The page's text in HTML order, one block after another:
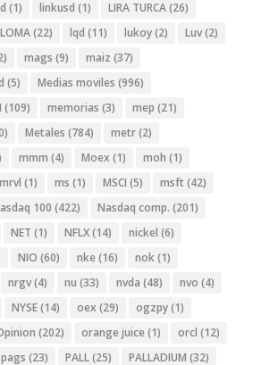
(1) linkusd (1) LIRA TURCA(26)
LOMA(22) lqd (11) lukoy(2) Luv(2)
mags (9) maiz (37)
(5) Medias moviles (996)
(109) memorias (3) mep (21)
Metales (784) metr(2)
mmm (4) Moex (1) moh (1)
mrvl (1) ms (1) MSCI (5) msft (42)
100 (422) Nasdaq comp. (201)
NET (1) NFLX(14) nickel (6)
NIO (60) nke (16) nok(1)
nrgv(4) nu (33) nvda (48) nvo (4)
NYSE(14) oex (29) ogzpy(1)
(202) orange juice (1) orcl (12)
pags (23) PALL(25) PALLADIUM (32)